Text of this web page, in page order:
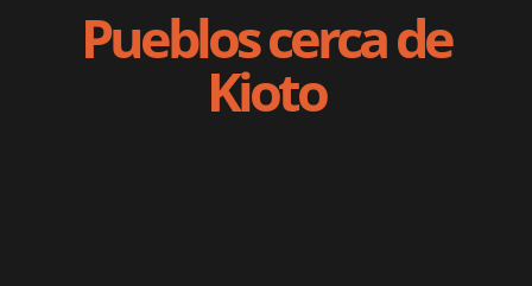
Pueblos cerca de
Kioto